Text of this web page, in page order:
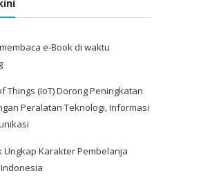
e-Book di waktu
Things (IoT) Dorong Peningkatan
Peralatan Teknologi, Informasi
Ungkap Karakter Pembelanja